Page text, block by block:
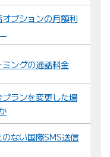
プションの月額利
ングの通話料金
プランを変更した場
ない国際SMS送信